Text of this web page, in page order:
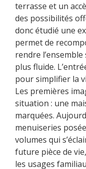
terrasse et un
des possibilités
donc étudié une
permet de
rendre
plus fluide.
pour simplifier la
Les premières
situation : une
marquées.
menuiseries
volumes qui
future pièce de
les usages